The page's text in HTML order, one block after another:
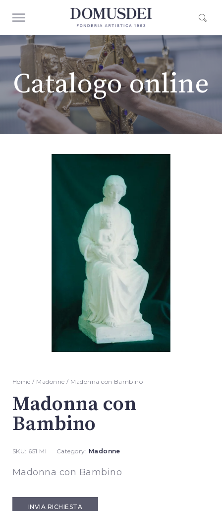
Catalogo online
Home / Madonne / Madonna con Bambino
Madonna con
Bambino
SKU: 651 MI Category: Madonne
Madonna con Bambino
INVIA RICHIESTA